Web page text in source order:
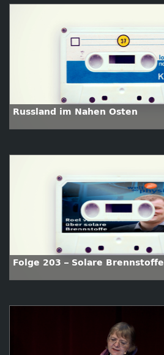
Russland im Nahen Osten
Folge 203 – Solare Brennstoffe